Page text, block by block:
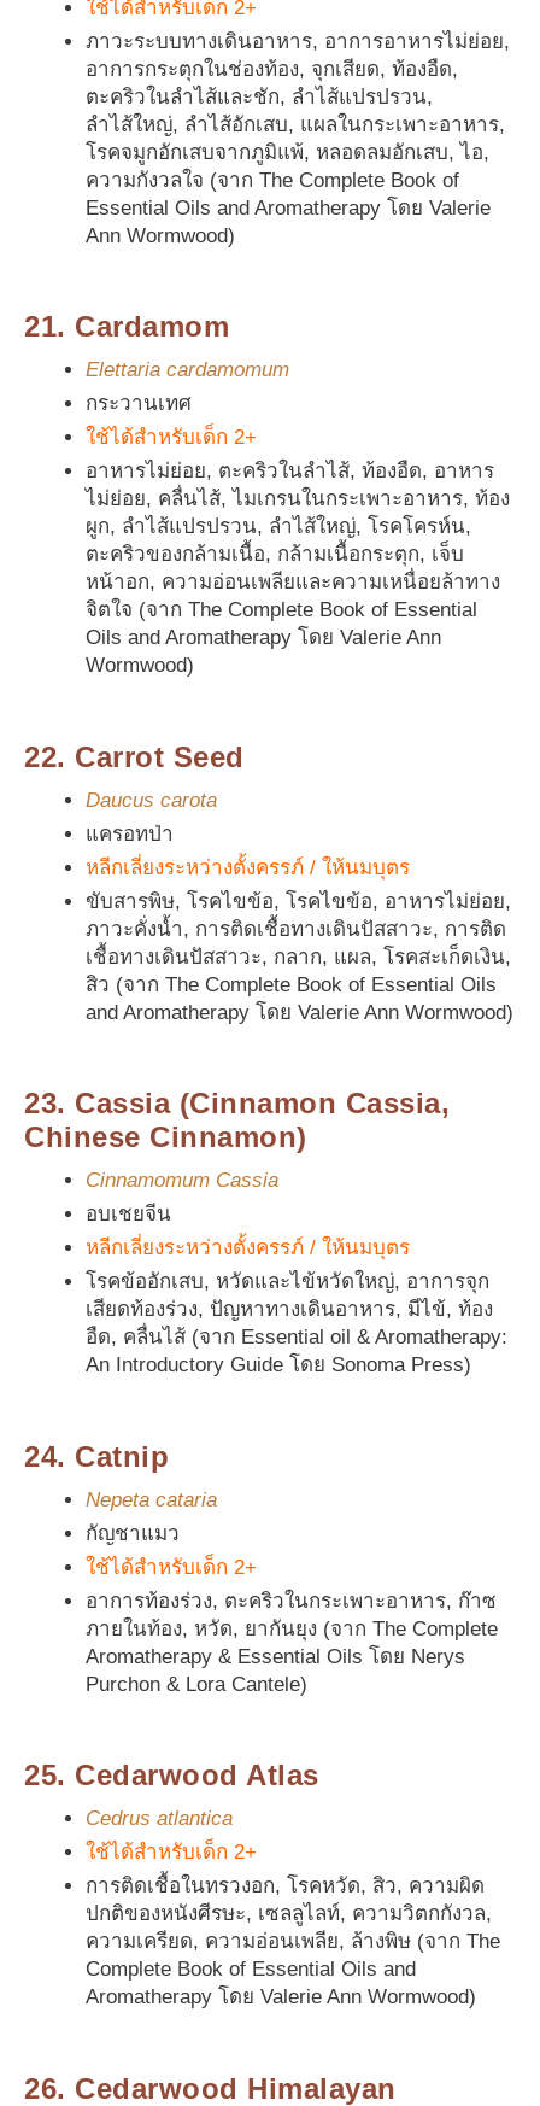
ใช้ได้สำหรับเด็ก 2+
ภาวะระบบทางเดินอาหาร, อาการอาหารไม่ย่อย,
อาการกระตุกในช่องท้อง, จุกเสียด, ท้องอืด,
ตะคริวในลำไส้และชัก, ลำไส้แปรปรวน,
ลำไส้ใหญ่, ลำไส้อักเสบ, แผลในกระเพาะอาหาร,
โรคจมูกอักเสบจากภูมิแพ้, หลอดลมอักเสบ, ไอ,
ความกังวลใจ (จาก The Complete Book of
Essential Oils and Aromatherapy โดย Valerie
Ann Wormwood)
21. Cardamom
Elettaria cardamomum
กระวานเทศ
ใช้ได้สำหรับเด็ก 2+
อาหารไม่ย่อย, ตะคริวในลำไส้, ท้องอืด, อาหาร
ไม่ย่อย, คลื่นไส้, ไมเกรนในกระเพาะอาหาร, ท้อง
ผูก, ลำไส้แปรปรวน, ลำไส้ใหญ่, โรคโครห์น,
ตะคริวของกล้ามเนื้อ, กล้ามเนื้อกระตุก, เจ็บ
หน้าอก, ความอ่อนเพลียและความเหนื่อยล้าทาง
จิตใจ (จาก The Complete Book of Essential
Oils and Aromatherapy โดย Valerie Ann
Wormwood)
22. Carrot Seed
Daucus carota
แครอทป่า
หลีกเลี่ยงระหว่างตั้งครรภ์ / ให้นมบุตร
ขับสารพิษ, โรคไขข้อ, โรคไขข้อ, อาหารไม่ย่อย,
ภาวะคั่งน้ำ, การติดเชื้อทางเดินปัสสาวะ, การติด
เชื้อทางเดินปัสสาวะ, กลาก, แผล, โรคสะเก็ดเงิน,
สิว (จาก The Complete Book of Essential Oils
and Aromatherapy โดย Valerie Ann Wormwood)
23. Cassia (Cinnamon Cassia,
Chinese Cinnamon)
Cinnamomum Cassia
อบเชยจีน
หลีกเลี่ยงระหว่างตั้งครรภ์ / ให้นมบุตร
โรคข้ออักเสบ, หวัดและไข้หวัดใหญ่, อาการจุก
เสียดท้องร่วง, ปัญหาทางเดินอาหาร, มีไข้, ท้อง
อืด, คลื่นไส้ (จาก Essential oil & Aromatherapy:
An Introductory Guide โดย Sonoma Press)
24. Catnip
Nepeta cataria
กัญชาแมว
ใช้ได้สำหรับเด็ก 2+
อาการท้องร่วง, ตะคริวในกระเพาะอาหาร, ก๊าซ
ภายในท้อง, หวัด, ยากันยุง (จาก The Complete
Aromatherapy & Essential Oils โดย Nerys
Purchon & Lora Cantele)
25. Cedarwood Atlas
Cedrus atlantica
ใช้ได้สำหรับเด็ก 2+
การติดเชื้อในทรวงอก, โรคหวัด, สิว, ความผิด
ปกติของหนังศีรษะ, เซลลูไลท์, ความวิตกกังวล,
ความเครียด, ความอ่อนเพลีย, ล้างพิษ (จาก The
Complete Book of Essential Oils and
Aromatherapy โดย Valerie Ann Wormwood)
26. Cedarwood Himalayan